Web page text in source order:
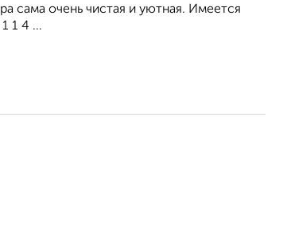
сама очень чистая и уютная. Имеется
1 4 ...